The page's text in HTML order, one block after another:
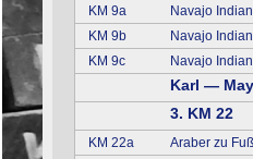
KM 9a
Navajo
KM 9b
Navajo
KM 9c
Navajo
Karl —
3. KM 22
KM 22a
Araber zu